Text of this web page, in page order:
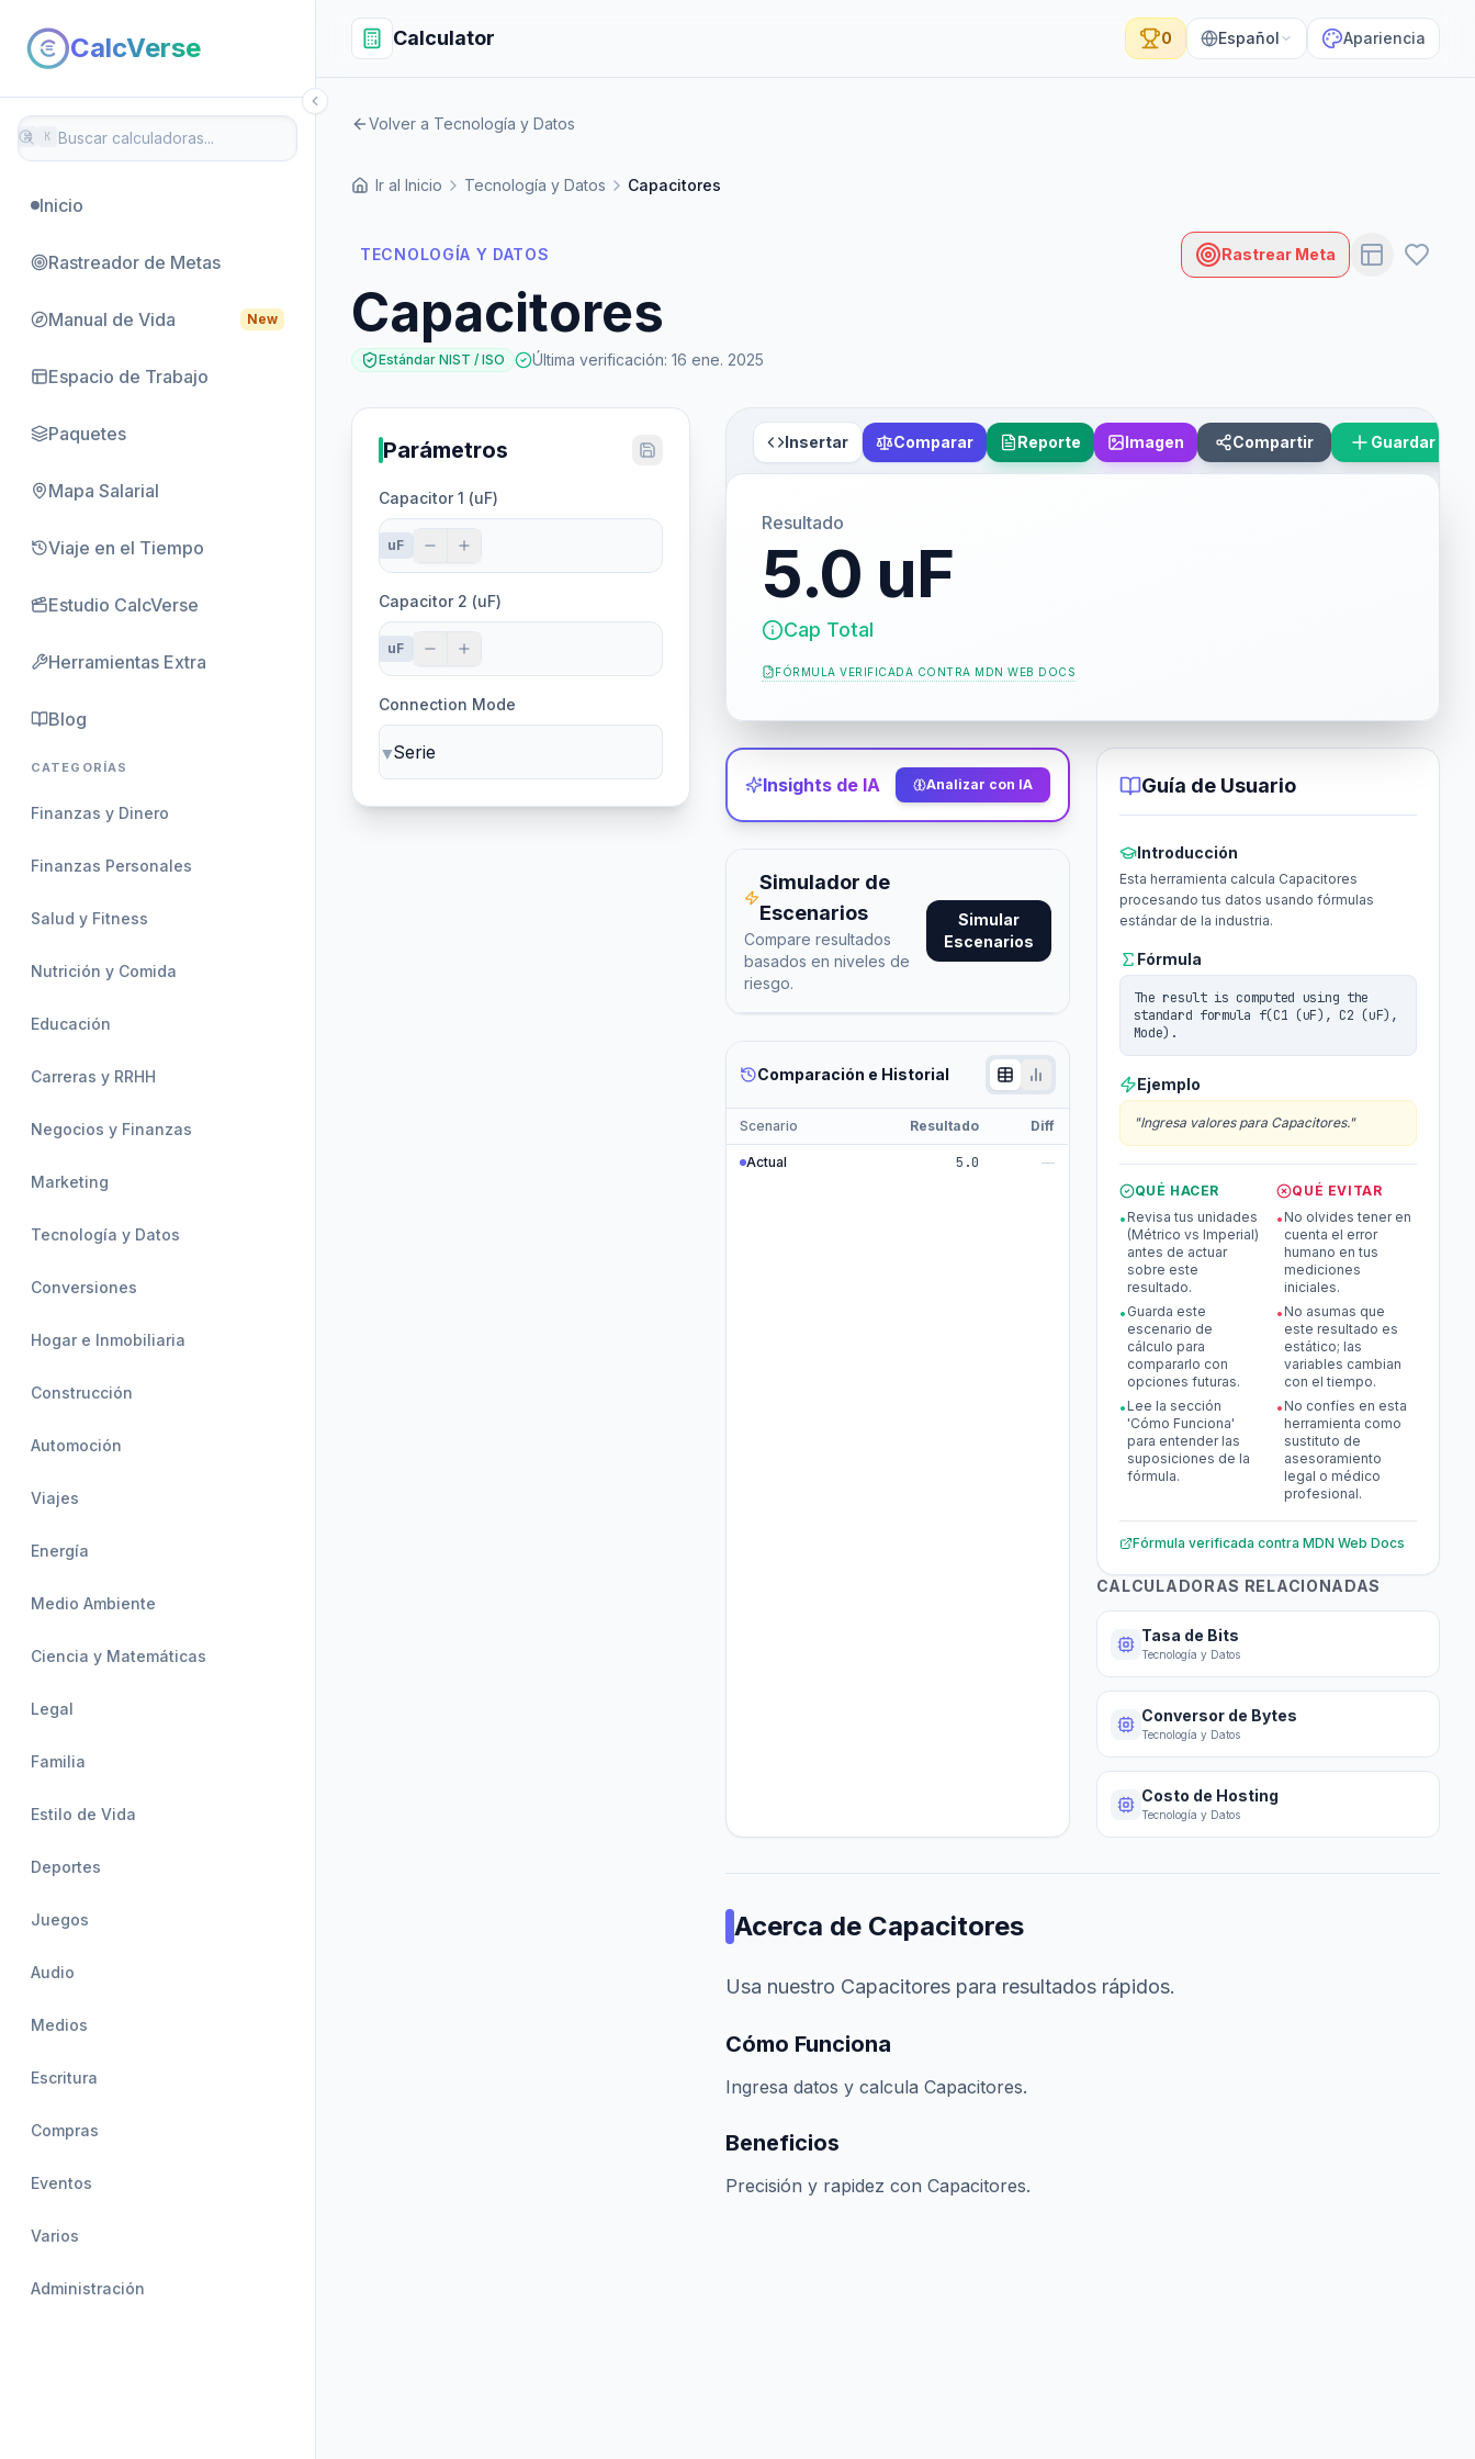
CalcVerse
⌘ K
Inicio
Rastreador de Metas
Manual de Vida New
Espacio de Trabajo
Paquetes
Mapa Salarial
Viaje en el Tiempo
Estudio CalcVerse
Herramientas Extra
Blog
CATEGORÍAS
Finanzas y Dinero
Finanzas Personales
Salud y Fitness
Nutrición y Comida
Educación
Carreras y RRHH
Negocios y Finanzas
Marketing
Tecnología y Datos
Conversiones
Hogar e Inmobiliaria
Construcción
Automoción
Viajes
Energía
Medio Ambiente
Ciencia y Matemáticas
Legal
Familia
Estilo de Vida
Deportes
Juegos
Audio
Medios
Escritura
Compras
Eventos
Varios
Administración
Calculator 0 Español Apariencia
Volver a Tecnología y Datos
Ir al Inicio Tecnología y Datos Capacitores
TECNOLOGÍA Y DATOS Rastrear Meta
Capacitores
Estándar NIST / ISO Última verificación: 16 ene. 2025
Parámetros
Capacitor 1 (uF)
uF
Capacitor 2 (uF)
uF
Connection Mode
▼
Insertar Comparar Reporte Imagen Compartir Guardar
Resultado
5.0 uF
Cap Total
FÓRMULA VERIFICADA CONTRA MDN WEB DOCS
Insights de IA Analizar con IA
Simulador de
Escenarios
Compare resultados
basados en niveles de
riesgo.
Simular
Escenarios
Comparación e Historial
Scenario Resultado Diff
Actual 5.0 —
Guía de Usuario
Introducción
Esta herramienta calcula Capacitores
procesando tus datos usando fórmulas
estándar de la industria.
Fórmula
The result is computed using the
standard formula f(C1 (uF), C2 (uF),
Mode).
Ejemplo
"Ingresa valores para Capacitores."
QUÉ HACER
• Revisa tus unidades
(Métrico vs Imperial)
antes de actuar
sobre este
resultado.
• Guarda este
escenario de
cálculo para
compararlo con
opciones futuras.
• Lee la sección
'Cómo Funciona'
para entender las
suposiciones de la
fórmula.
QUÉ EVITAR
• No olvides tener en
cuenta el error
humano en tus
mediciones
iniciales.
• No asumas que
este resultado es
estático; las
variables cambian
con el tiempo.
• No confíes en esta
herramienta como
sustituto de
asesoramiento
legal o médico
profesional.
Fórmula verificada contra MDN Web Docs
CALCULADORAS RELACIONADAS
Tasa de Bits
Tecnología y Datos
Conversor de Bytes
Tecnología y Datos
Costo de Hosting
Tecnología y Datos
Acerca de Capacitores
Usa nuestro Capacitores para resultados rápidos.
Cómo Funciona
Ingresa datos y calcula Capacitores.
Beneficios
Precisión y rapidez con Capacitores.